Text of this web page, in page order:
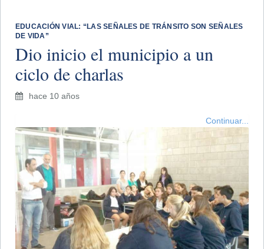
EDUCACIÓN VIAL: “LAS SEÑALES DE TRÁNSITO SON SEÑALES
DE VIDA”
Dio inicio el municipio a un
ciclo de charlas
hace 10 años
Continuar...